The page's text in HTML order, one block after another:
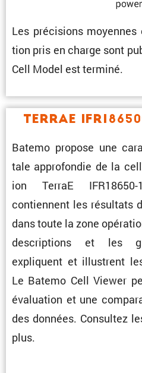
Les préci­sions
tion pris en charge sont
Cell Model est terminé.
TerraE
Batemo propose une
tale appro­fondie de la
ion TerraE
contiennent les résul­tats
dans toute la zone
descrip­tions et les
expliquent et illus­trent
Le Batemo Cell Viewer
évalua­tion et une
des données. Consultez
plus.